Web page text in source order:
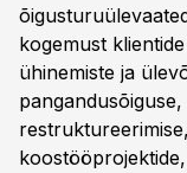
kogemust
ühinemiste ja